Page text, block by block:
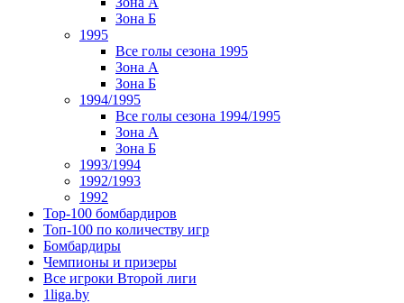
Зона Б
1995
Все голы сезона 1995
Зона А
Зона Б
1994/1995
Все голы сезона 1994/1995
Зона А
Зона Б
1993/1994
1992/1993
1992
Top-100 бомбардиров
Топ-100 по количеству игр
Бомбардиры
Чемпионы и призеры
Все игроки Второй лиги
1liga.by